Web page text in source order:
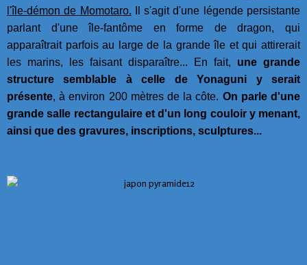
l'île-démon de Momotaro. Il s'agit d'une légende persistante
parlant d'une île-fantôme en forme de dragon, qui
apparaîtrait parfois au large de la grande île et qui attirerait
les marins, les faisant disparaître... En fait, une grande
structure semblable à celle de Yonaguni y serait
présente, à environ 200 mètres de la côte. On parle d'une
grande salle rectangulaire et d'un long couloir y menant,
ainsi que des gravures, inscriptions, sculptures...